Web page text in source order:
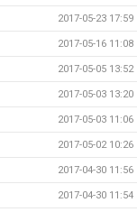
2017-05-23 17:59
2017-05-16 11:08
2017-05-05 13:52
2017-05-03 13:20
2017-05-03 11:06
2017-05-02 10:26
2017-04-30 11:56
2017-04-30 11:54